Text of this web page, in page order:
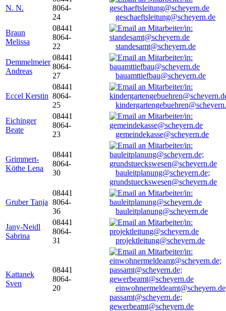
N. N.
8064-
24
geschaeftsleitung@scheyern.de
Braun
Melissa
08441
8064-
22
standesamt@scheyern.de
Demmelmeier
Andreas
08441
8064-
27
bauamttiefbau@scheyern.de
Eccel Kerstin
08441
8064-
25
Eichinger
Beate
08441
8064-
23
gemeindekasse@scheyern.de
Grimmert-
Köthe Lena
08441
8064-
30
bauleitplanung@scheyern.de;
grundstueckswesen@scheyern.de
Gruber Tanja
08441
8064-
36
bauleitplanung@scheyern.de
Jany-Neidl
Sabrina
08441
8064-
31
projektleitung@scheyern.de
Kattanek
Sven
08441
8064-
20
passamt@scheyern.de;
gewerbeamt@scheyern.de